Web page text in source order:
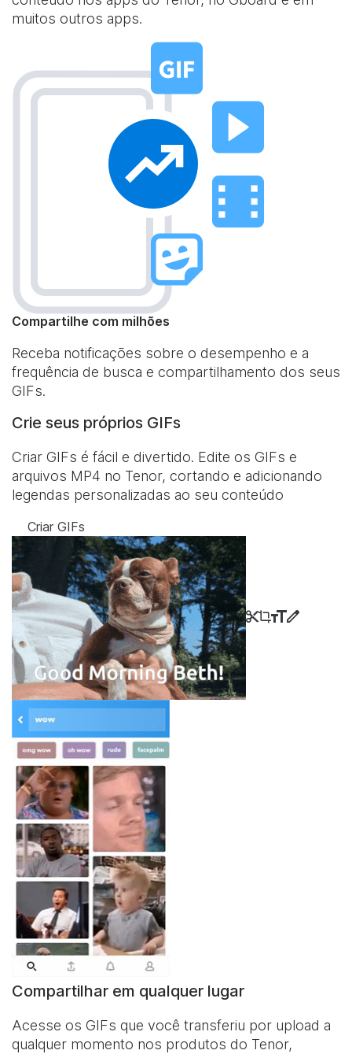
muitos outros apps.
Compartilhe com milhões
Receba notificações sobre o desempenho e a
frequência de busca e compartilhamento dos seus
GIFs.
Crie seus próprios GIFs
Criar GIFs é fácil e divertido. Edite os GIFs e
arquivos MP4 no Tenor, cortando e adicionando
legendas personalizadas ao seu conteúdo
Criar GIFs
Compartilhar em qualquer lugar
Acesse os GIFs que você transferiu por upload a
qualquer momento nos produtos do Tenor,